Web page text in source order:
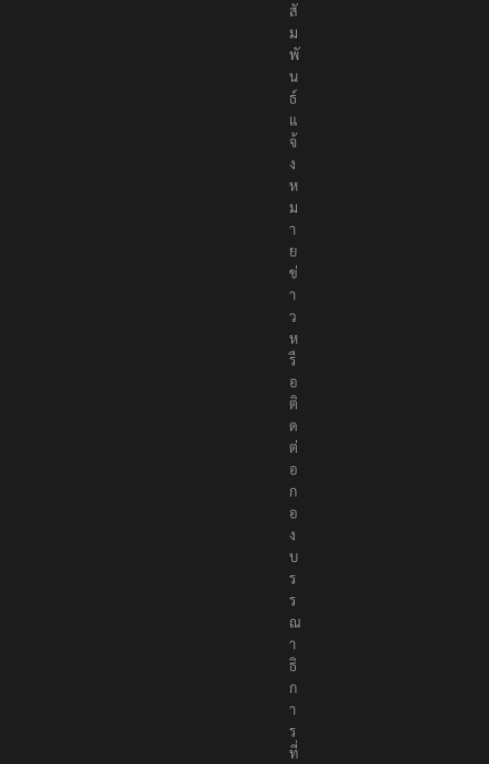
สั
ม
พั
น
ธ์
แ
จ้
ง
ห
ม
า
ย
ข่
า
ว
ห
รื
อ
ติ
ด
ต่
อ
ก
อ
ง
บ
ร
ร
ณ
า
ธิ
ก
า
ร
ที่